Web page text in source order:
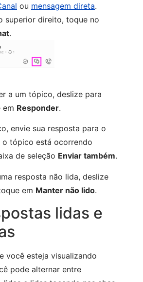
ou mensagem direta.
superior direito, toque no
.
a um tópico, deslize para
em Responder.
envie sua resposta para o
o tópico está ocorrendo
de seleção Enviar também.
resposta não lida, deslize
em Manter não lido.
lidas e
você esteja visualizando
pode alternar entre